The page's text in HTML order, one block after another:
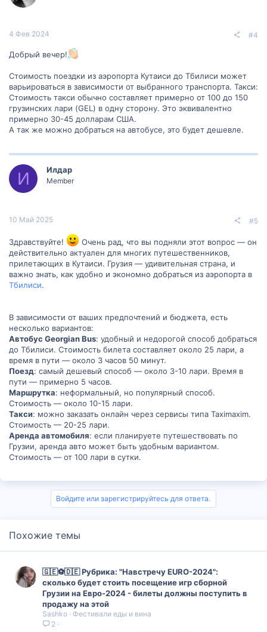
4 Фев 2024 #4
Добрый вечер!
Стоимость поездки из аэропорта Кутаиси до Тбилиси может
варьироваться в зависимости от выбранного транспорта. Такси:
Стоимость такси обычно составляет примерно от 100 до 150
грузинских лари (GEL) в одну сторону. Это эквивалентно
примерно 30-45 долларам США.
А так же можно добраться на автобусе, это будет дешевле.
И Илдар
Member
10 Май 2025 #5
Здравствуйте!
Очень рад, что вы подняли этот вопрос — он
действительно актуален для многих путешественников,
прилетающих в Кутаиси. Грузия — удивительная страна, и
важно знать, как удобно и экономно добраться из аэропорта в
Тбилиси.
В зависимости от ваших предпочтений и бюджета, есть
несколько вариантов:
Автобус Georgian Bus: удобный и недорогой способ добраться
до Тбилиси. Стоимость билета составляет около 25 лари, а
время в пути — около 3 часов 50 минут.
Поезд: самый дешевый способ — около 3-10 лари. Время в
пути — примерно 5 часов.
Маршрутка: неформальный, но популярный способ.
Стоимость — около 10-15 лари.
Такси: можно заказать онлайн через сервисы типа Taximaxim.
Стоимость — 20-25 лари.
Аренда автомобиля: если планируете путешествовать по
Грузии, аренда авто может быть удобным вариантом.
Стоимость — от 100 лари в сутки.
Войдите или зарегистрируйтесь для ответа.
Похожие темы
🇬🇪⚽️🇩🇪 Рубрика: "Навстречу EURO-2024":
сколько будет стоить посещение игр сборной
Грузии на Евро-2024 - билеты должны поступить в
продажу на этой
Sashko
Фестивали еды и вина
2